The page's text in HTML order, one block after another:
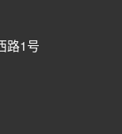
路1号